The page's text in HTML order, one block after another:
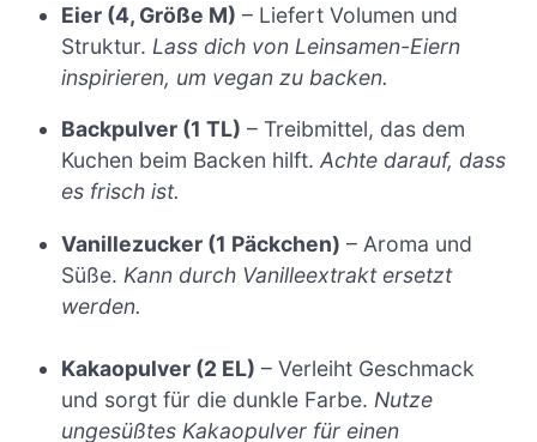
Eier (4, Größe M) – Liefert Volumen und
Struktur. Lass dich von Leinsamen-Eiern
inspirieren, um vegan zu backen.
Backpulver (1 TL) – Treibmittel, das dem
Kuchen beim Backen hilft.Achte darauf, dass
es frisch ist.
Vanillezucker (1 Päckchen) – Aroma und
Süße. Kann durch Vanilleextrakt ersetzt
werden.
Kakaopulver (2 EL) – Verleiht Geschmack
und sorgt für die dunkle Farbe. Nutze
ungesüßtes Kakaopulver für einen